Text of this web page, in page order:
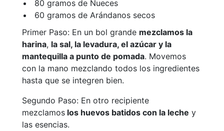
80 gramos de Nueces
60 gramos de Arándanos secos
Primer Paso: En un bol grande mezclamos la
harina, la sal, la levadura, el azúcar y la
mantequilla a punto de pomada. Movemos
con la mano mezclando todos los ingredientes
hasta que se integren bien.
Segundo Paso: En otro recipiente
mezclamos los huevos batidos con la leche y
las esencias.